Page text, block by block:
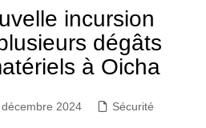
incursion
dégâts
à Oicha
2024 Sécurité